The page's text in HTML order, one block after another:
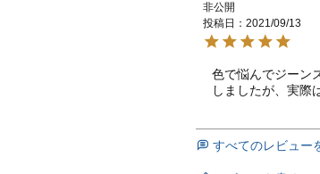
非公開
投稿日
2021/09/13
色で悩んでジーン
しましたが、実際
すべてのレビュー